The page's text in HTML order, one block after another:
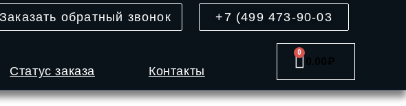
Заказать обратный звонок +7 (499 473-90-03
Статус заказа Контакты
0.00₽
0
Cart